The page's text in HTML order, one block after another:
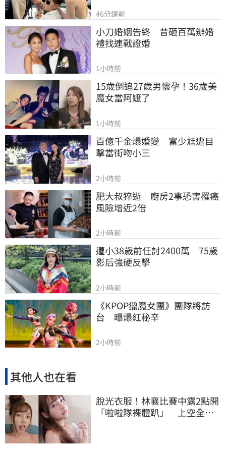
46分鐘前
小刀婚姻告終　昔砸百萬辦婚
禮找連戰證婚
1小時前
15歲倒追27歲男懷孕！36歲美
魔女當阿嬤了
1小時前
百億千金爆婚變　富少尪遭目
擊當街吻小三
2小時前
肥大叔猝逝　廚房2事恐害罹癌
風險增近2倍
2小時前
遭小38歲前任討2400萬　75歲
影后強硬反擊
2小時前
《KPOP獵魔女團》團隊將訪
台　曝爆紅秘辛
2小時前
其他人也在看
脫光衣服！林襄比賽中露2點開
「啦啦隊裸體趴」 上空全裸